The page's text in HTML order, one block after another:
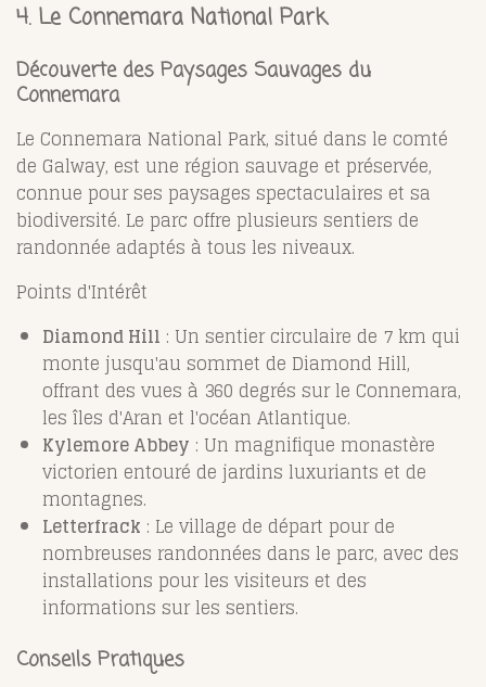
4. Le Connemara National Park
Découverte des Paysages Sauvages du
Connemara
Le Connemara National Park, situé dans le comté
de Galway, est une région sauvage et préservée,
connue pour ses paysages spectaculaires et sa
biodiversité. Le parc offre plusieurs sentiers de
randonnée adaptés à tous les niveaux.
Points d'Intérêt
Diamond Hill : Un sentier circulaire de 7 km qui
monte jusqu'au sommet de Diamond Hill,
offrant des vues à 360 degrés sur le Connemara,
les îles d'Aran et l'océan Atlantique.
Kylemore Abbey : Un magnifique monastère
victorien entouré de jardins luxuriants et de
montagnes.
Letterfrack : Le village de départ pour de
nombreuses randonnées dans le parc, avec des
installations pour les visiteurs et des
informations sur les sentiers.
Conseils Pratiques